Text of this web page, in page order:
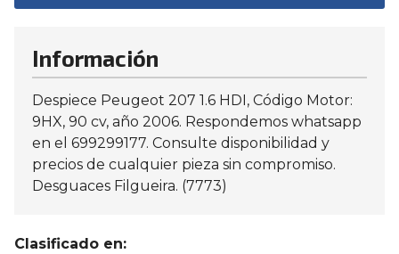
Información
Despiece Peugeot 207 1.6 HDI, Código Motor:
9HX, 90 cv, año 2006. Respondemos whatsapp
en el 699299177. Consulte disponibilidad y
precios de cualquier pieza sin compromiso.
Desguaces Filgueira. (7773)
Clasificado en: